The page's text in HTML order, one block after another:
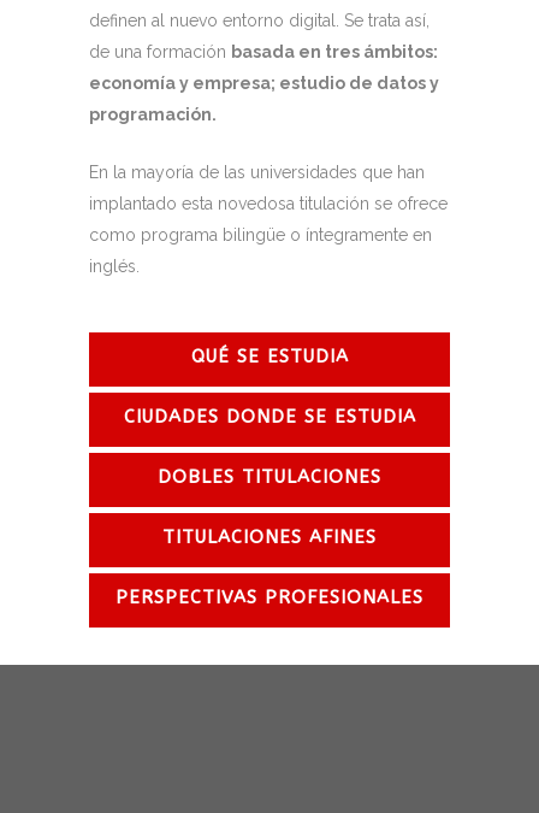
definen al nuevo entorno digital. Se trata así,
de una formación basada en tres ámbitos:
economía y empresa; estudio de datos y
programación.
En la mayoría de las universidades que han
implantado esta novedosa titulación se ofrece
como programa bilingüe o íntegramente en
inglés.
QUÉ SE ESTUDIA
CIUDADES DONDE SE ESTUDIA
DOBLES TITULACIONES
TITULACIONES AFINES
PERSPECTIVAS PROFESIONALES